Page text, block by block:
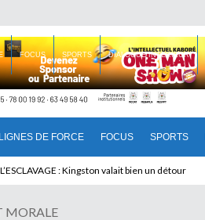
LIGNES DE FORCE FOCUS SPORTS
FOCUS SPORTS DIALOGUE INTERIEUR
quitte le pouvoir sans partir !
MORALE